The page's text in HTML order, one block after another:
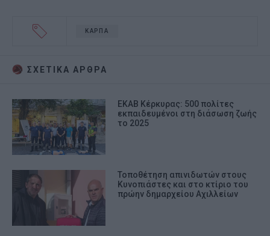
ΚΑΡΠΑ
ΣΧΕΤΙΚA AΡΘΡΑ
ΕΚΑΒ Κέρκυρας: 500 πολίτες
εκπαιδευμένοι στη διάσωση ζωής
το 2025
Τοποθέτηση απινιδωτών στους
Κυνοπιάστες και στο κτίριο του
πρώην δημαρχείου Αχιλλείων